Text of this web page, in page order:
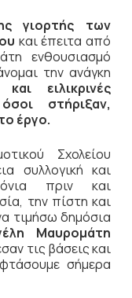
γιορτής των
και έπειτα από
ενθουσιασμό
την ανάγκη
ειλικρινές
στήριξαν,
έργο.
Σχολείου
συλλογική και
πριν και
την πίστη και
τιμήσω δημόσια
Μαυρομάτη
τις βάσεις και
σήμερα